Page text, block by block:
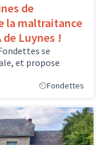
de
la maltraitance
de Luynes !
se
et propose
Fondettes